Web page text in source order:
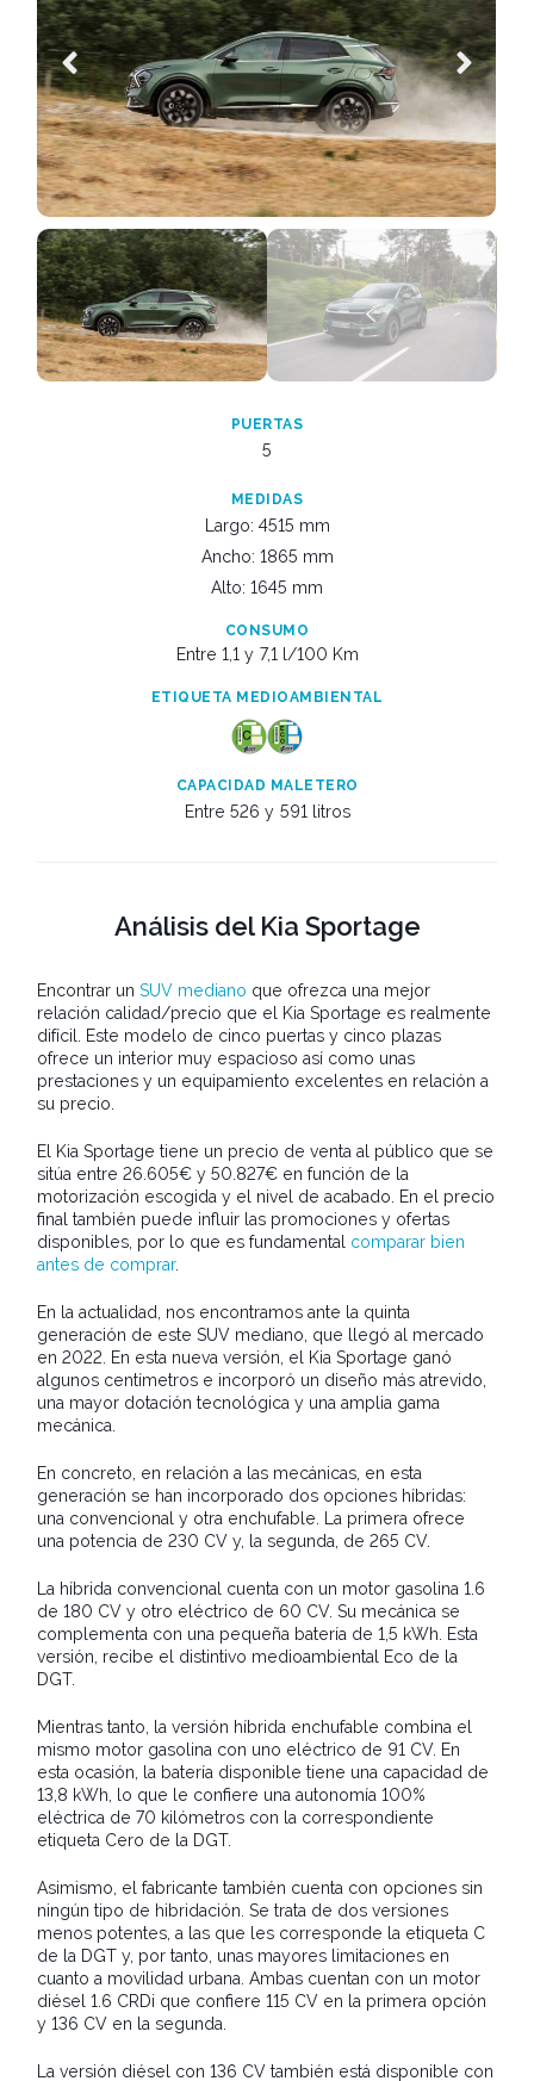
PUERTAS
5
MEDIDAS
Largo: 4515 mm
Ancho: 1865 mm
Alto: 1645 mm
CONSUMO
Entre 1,1 y 7,1 l/100 Km
ETIQUETA MEDIOAMBIENTAL
CAPACIDAD MALETERO
Entre 526 y 591 litros
Análisis del Kia Sportage
Encontrar unSUV mediano que ofrezca una mejor
relación calidad/precio que el Kia Sportage es realmente
difícil. Este modelo de cinco puertas y cinco plazas
ofrece un interior muy espacioso así como unas
prestaciones y un equipamiento excelentes en relación a
su precio.
El Kia Sportage tiene un precio de venta al público que se
sitúa entre 26.605€ y 50.827€ en función de la
motorización escogida y el nivel de acabado. En el precio
final también puede influir las promociones y ofertas
disponibles, por lo que es fundamental comparar bien
antes de comprar.
En la actualidad, nos encontramos ante la quinta
generación de este SUV mediano, que llegó al mercado
en 2022. En esta nueva versión, el Kia Sportage ganó
algunos centímetros e incorporó un diseño más atrevido,
una mayor dotación tecnológica y una amplia gama
mecánica.
En concreto, en relación a las mecánicas, en esta
generación se han incorporado dos opciones híbridas:
una convencional y otra enchufable. La primera ofrece
una potencia de 230 CV y, la segunda, de 265 CV.
La híbrida convencional cuenta con un motor gasolina 1.6
de 180 CV y otro eléctrico de 60 CV. Su mecánica se
complementa con una pequeña batería de 1,5 kWh. Esta
versión, recibe el distintivo medioambiental Eco de la
DGT.
Mientras tanto, la versión híbrida enchufable combina el
mismo motor gasolina con uno eléctrico de 91 CV. En
esta ocasión, la batería disponible tiene una capacidad de
13,8 kWh, lo que le confiere una autonomía 100%
eléctrica de 70 kilómetros con la correspondiente
etiqueta Cero de la DGT.
Asimismo, el fabricante también cuenta con opciones sin
ningún tipo de hibridación. Se trata de dos versiones
menos potentes, a las que les corresponde la etiqueta C
de la DGT y, por tanto, unas mayores limitaciones en
cuanto a movilidad urbana. Ambas cuentan con un motor
diésel 1.6 CRDi que confiere 115 CV en la primera opción
y 136 CV en la segunda.
La versión diésel con 136 CV también está disponible con